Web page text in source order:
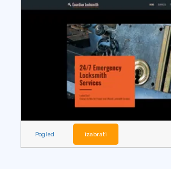
Pogled izabrati